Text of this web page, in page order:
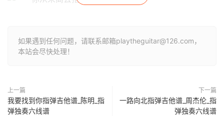
如果遇到任何问题，请联系邮箱playtheguitar@126.com，
本站会尽快处理！
上一篇
我要找到你指弹吉他谱_陈明_指
弹独奏六线谱
下一篇
一路向北指弹吉他谱_周杰伦_指
弹独奏六线谱